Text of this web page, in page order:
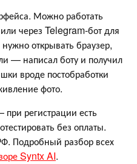
Можно работать
через Telegram-бот для
открывать браузер,
— написал боту и получил
вроде постобработки
фото.
регистрации есть
без оплаты.
Подробный разбор всех
Syntx AI.